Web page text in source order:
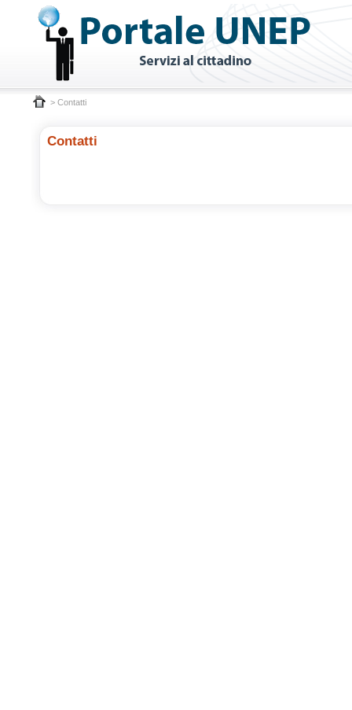
> Contatti
Contatti